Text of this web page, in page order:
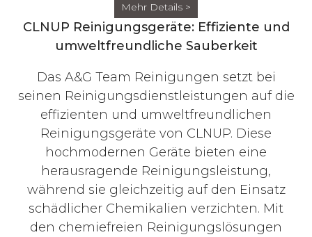
Mehr Details >
CLNUP Reinigungsgeräte: Effiziente und
umweltfreundliche Sauberkeit
Das A&G Team Reinigungen setzt bei
seinen Reinigungsdienstleistungen auf die
effizienten und umweltfreundlichen
Reinigungsgeräte von CLNUP. Diese
hochmodernen Geräte bieten eine
herausragende Reinigungsleistung,
während sie gleichzeitig auf den Einsatz
schädlicher Chemikalien verzichten. Mit
den chemiefreien Reinigungslösungen